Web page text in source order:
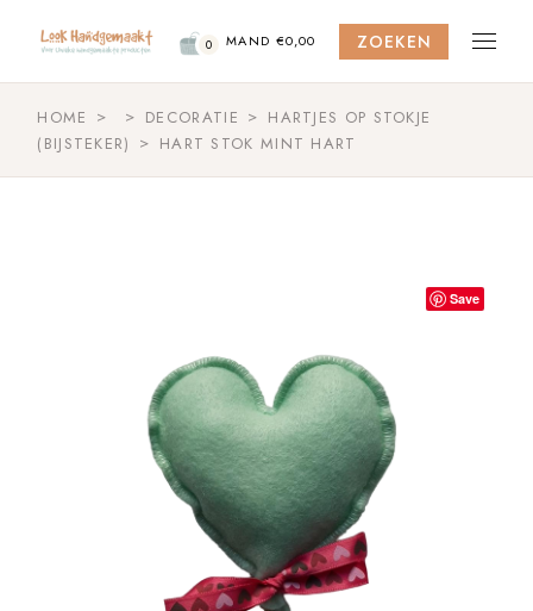
content
0 MAND €0,00 ZOEKEN
HOME DECORATIE
HARTJES OP STOKJE
(BIJSTEKER)
HART STOK MINT HART
Save